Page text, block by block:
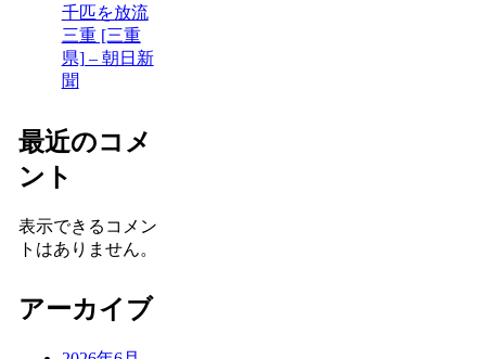
千匹を放流
三重 [三重
県] – 朝日新
聞
最近のコメ
ント
表示できるコメン
トはありません。
アーカイブ